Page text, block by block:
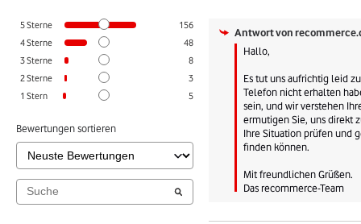
5Sterne
156
4Sterne
48
3Sterne
8
2Sterne
3
1 Stern 5
Bewertungen sortieren
Antwort von
Hallo,
Es tut uns aufrichtig leid
Telefon nicht erhalten
sein, und wir verstehen
ermutigen Sie, uns direkt
Ihre Situation prüfen und
finden können.
Mit freundlichen Grüßen.
Das recommerce-Team